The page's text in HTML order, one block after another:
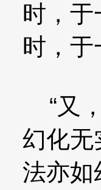
时，
时，
“又
幻化无
法亦如